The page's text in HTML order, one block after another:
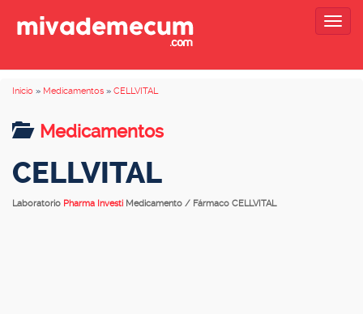
Inicio » Medicamentos » CELLVITAL
Medicamentos
CELLVITAL
Laboratorio Pharma Investi Medicamento / Fármaco CELLVITAL